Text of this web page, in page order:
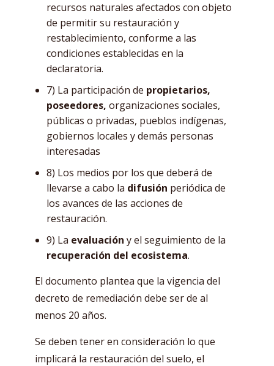
recursos naturales afectados con objeto
de permitir su restauración y
restablecimiento, conforme a las
condiciones establecidas en la
declaratoria.
7) La participación de propietarios,
poseedores, organizaciones sociales,
públicas o privadas, pueblos indígenas,
gobiernos locales y demás personas
interesadas
8) Los medios por los que deberá de
llevarse a cabo la difusión periódica de
los avances de las acciones de
restauración.
9) La evaluación y el seguimiento de la
recuperación del ecosistema.
El documento plantea que la vigencia del
decreto de remediación debe ser de al
menos 20 años.
Se deben tener en consideración lo que
implicará la restauración del suelo, el